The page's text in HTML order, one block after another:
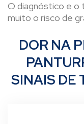
DOR NA
SINAIS DE
O diagnóstico e o
muito o risco de